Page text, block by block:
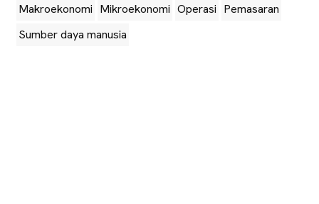
Makroekonomi Mikroekonomi Operasi Pemasaran
Sumber daya manusia